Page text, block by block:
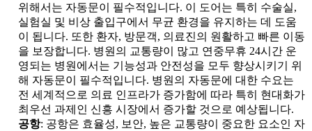
위해서는 자동문이 필수적입니다. 이 도어는 특히 수술실,
실험실 및 비상 출입구에서 무균 환경을 유지하는 데 도움
이 됩니다. 또한 환자, 방문객, 의료진의 원활하고 빠른 이동
을 보장합니다. 병원의 교통량이 많고 연중무휴 24시간 운
영되는 병원에서는 기능성과 안전성을 모두 향상시키기 위
해 자동문이 필수적입니다. 병원의 자동문에 대한 수요는
전 세계적으로 의료 인프라가 증가함에 따라 특히 현대화가
최우선 과제인 신흥 시장에서 증가할 것으로 예상됩니다.
공항: 공항은 효율성, 보안, 높은 교통량이 중요한 요소인 자